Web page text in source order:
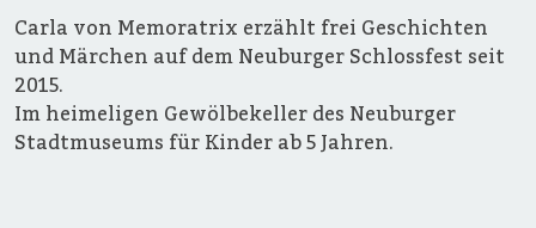
Carla von Memoratrix erzählt frei Geschichten
und Märchen auf dem Neuburger Schlossfest seit
2015.
Im heimeligen Gewölbekeller des Neuburger
Stadtmuseums für Kinder ab 5 Jahren.